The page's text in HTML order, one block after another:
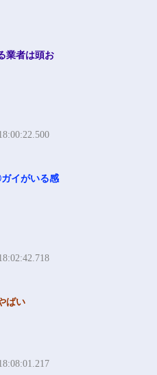
業者は頭お
イがいる感
ばい